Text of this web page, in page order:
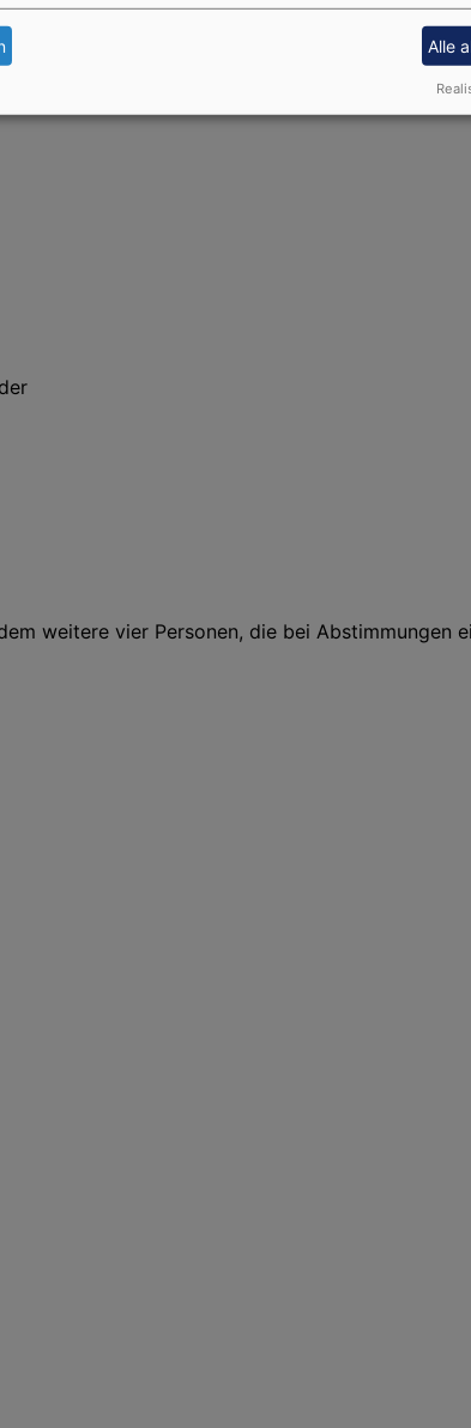
weitere vier Personen, die bei Abstimmungen
Alle